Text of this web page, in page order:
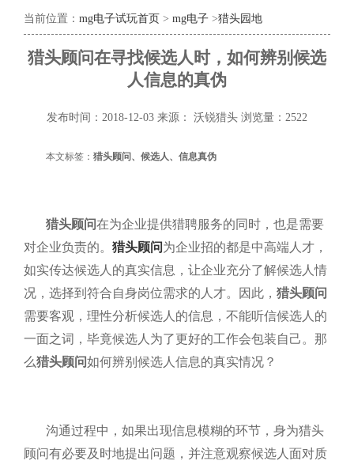
当前位置： mg电子试玩首页 > mg电子 >猎头园地
猎头顾问在寻找候选人时，如何辨别候选
人信息的真伪
发布时间：2018-12-03 来源： 沃锐猎头 浏览量：2522
本文标签： 猎头顾问、候选人、信息真伪
猎头顾问在为企业提供猎聘服务的同时，也是需要
对企业负责的。 猎头顾问为企业招的都是中高端人才，
如实传达候选人的真实信息，让企业充分了解候选人情
况，选择到符合自身岗位需求的人才。因此， 猎头顾问
需要客观，理性分析候选人的信息，不能听信候选人的
一面之词，毕竟候选人为了更好的工作会包装自己。那
么猎头顾问如何辨别候选人信息的真实情况？
沟通过程中，如果出现信息模糊的环节，身为猎头
顾问有必要及时地提出问题，并注意观察候选人面对质